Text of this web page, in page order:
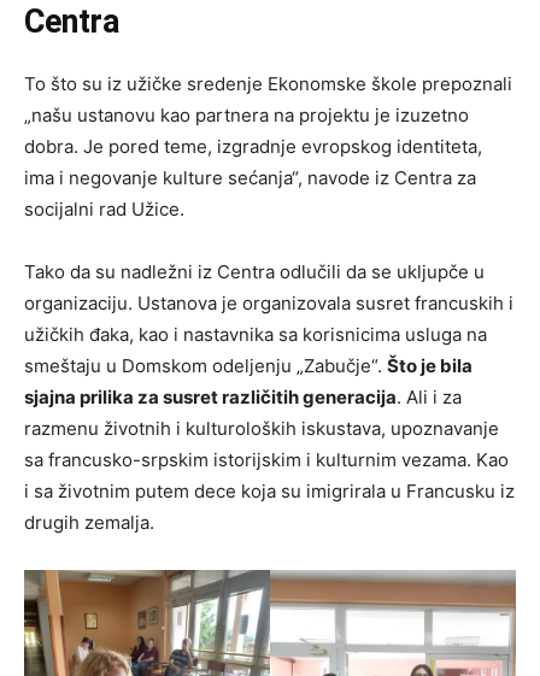
Centra
To što su iz užičke sredenje Ekonomske škole prepoznali
„našu ustanovu kao partnera na projektu je izuzetno
dobra. Je pored teme, izgradnje evropskog identiteta,
ima i negovanje kulture sećanja“, navode iz Centra za
socijalni rad Užice.
Tako da su nadležni iz Centra odlučili da se ukljupče u
organizaciju. Ustanova je organizovala susret francuskih i
užičkih đaka, kao i nastavnika sa korisnicima usluga na
smeštaju u Domskom odeljenju „Zabučje“. Što je bila
sjajna prilika za susret različitih generacija. Ali i za
razmenu životnih i kulturoloških iskustava, upoznavanje
sa francusko-srpskim istorijskim i kulturnim vezama. Kao
i sa životnim putem dece koja su imigrirala u Francusku iz
drugih zemalja.